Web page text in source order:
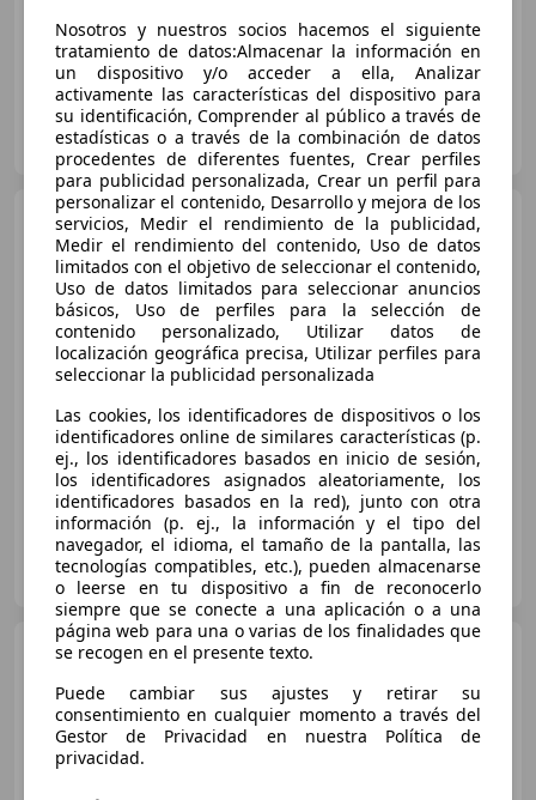
AUDI ALZAGA MOTOR - VITORIA
ES-01007 Vitoria-Gasteiz
Audi A6 Avant e-hybrid
quattro Black line S tronic 220kW
€ 73.990
Sin comparación
02/2026 3.187 km
Electro/Gasolina
220 kW (299 CV)
AVISA.
ES-41020 SEVILLA
Audi A6
Nosotros y nuestros socios hacemos el siguiente
tratamiento de datos:Almacenar la información en
un dispositivo y/o acceder a ella, Analizar
activamente las características del dispositivo para
su identificación, Comprender al público a través de
estadísticas o a través de la combinación de datos
procedentes de diferentes fuentes, Crear perfiles
para publicidad personalizada, Crear un perfil para
personalizar el contenido, Desarrollo y mejora de los
servicios, Medir el rendimiento de la publicidad,
Medir el rendimiento del contenido, Uso de datos
limitados con el objetivo de seleccionar el contenido,
Uso de datos limitados para seleccionar anuncios
básicos, Uso de perfiles para la selección de
contenido personalizado, Utilizar datos de
localización geográfica precisa, Utilizar perfiles para
seleccionar la publicidad personalizada
Las cookies, los identificadores de dispositivos o los
identificadores online de similares características (p.
ej., los identificadores basados en inicio de sesión,
los identificadores asignados aleatoriamente, los
identificadores basados en la red), junto con otra
información (p. ej., la información y el tipo del
navegador, el idioma, el tamaño de la pantalla, las
tecnologías compatibles, etc.), pueden almacenarse
o leerse en tu dispositivo a fin de reconocerlo
siempre que se conecte a una aplicación o a una
página web para una o varias de los finalidades que
se recogen en el presente texto.
Puede cambiar sus ajustes y retirar su
consentimiento en cualquier momento a través del
Gestor de Privacidad en nuestra Política de
privacidad.